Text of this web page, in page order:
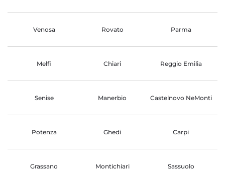
Venosa Rovato Parma
Melfi Chiari Reggio Emilia
Senise Manerbio Castelnovo NeMonti
Potenza Ghedi Carpi
Grassano Montichiari Sassuolo